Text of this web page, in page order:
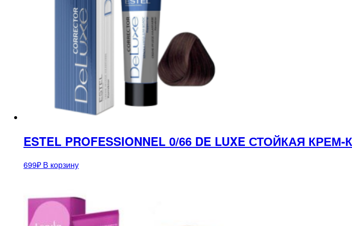
ESTEL PROFESSIONNEL 0/66 DE LUXE СТОЙКАЯ
699₽ В корзину